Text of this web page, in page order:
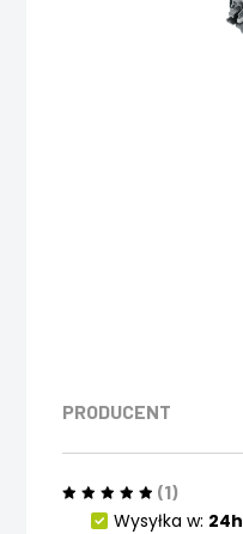
PRODUCENT
(1)
Wysyłka w: 24h